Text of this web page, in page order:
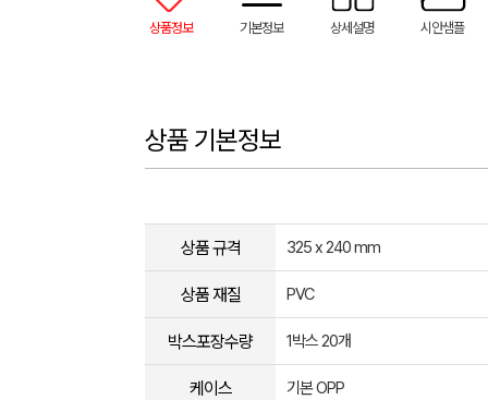
상품정보 기본정보 상세설명 시안샘플
상품 기본정보
상품 규격 325 x 240 mm
상품 재질 PVC
박스포장수량 1박스 20개
케이스 기본 OPP